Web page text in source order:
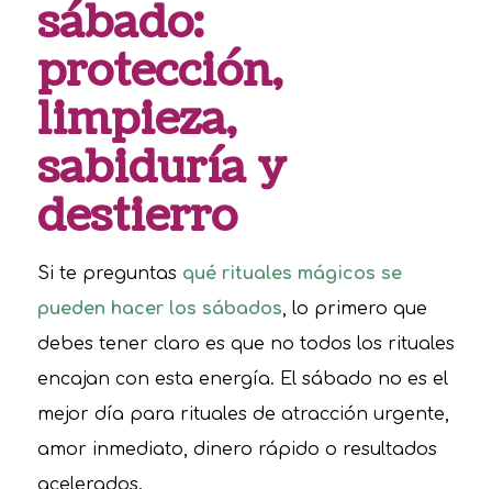
sábado:
protección,
limpieza,
sabiduría y
destierro
Si te preguntas qué rituales mágicos se
pueden hacer los sábados, lo primero que
debes tener claro es que no todos los rituales
encajan con esta energía. El sábado no es el
mejor día para rituales de atracción urgente,
amor inmediato, dinero rápido o resultados
acelerados.